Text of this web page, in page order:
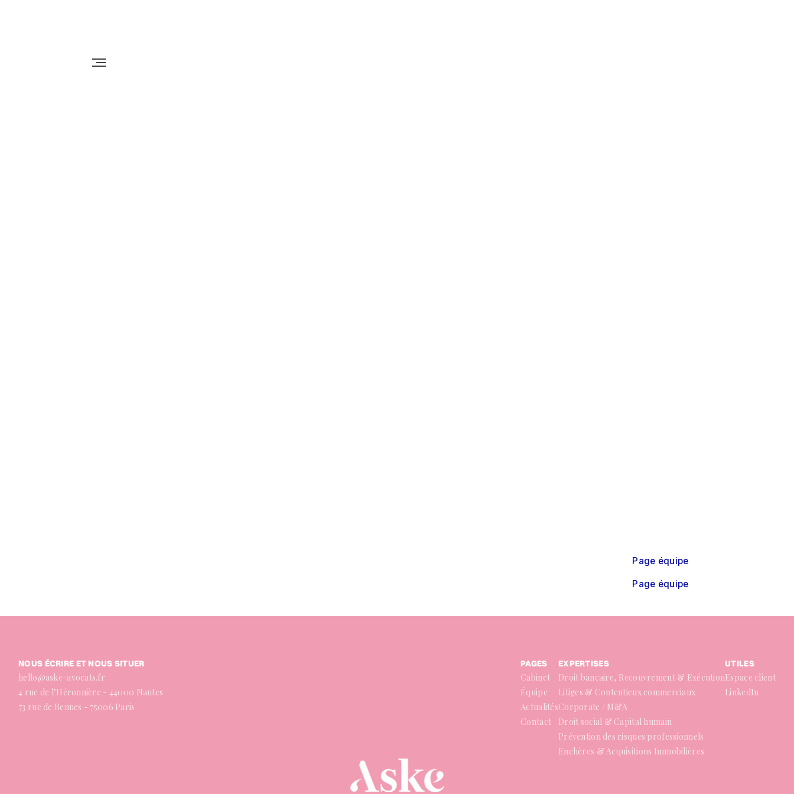
Page équipe
Page équipe
NOUS ÉCRIRE ET NOUS SITUER
hello@aske-avocats.fr
4 rue de l’Héronnière - 44000 Nantes
73 rue de Rennes - 75006 Paris
PAGES
Cabinet
Équipe
Actualités
Contact
EXPERTISES
Droit bancaire, Recouvrement & Exécution
Litiges & Contentieux commerciaux
Corporate / M&A
Droit social & Capital humain
Prévention des risques professionnels
Enchères & Acquisitions Immobilières
UTILES
Espace client
LinkedIn